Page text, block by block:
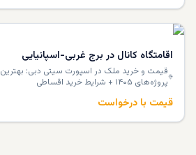
اقامتگاه کانال در برج غربی-اسپانیایی
قیمت و خرید ملک در اسپورت سیتی دبی: بهترین
پروژه‌های ۱۴۰۵ + شرایط خرید اقساطی
قیمت با درخواست